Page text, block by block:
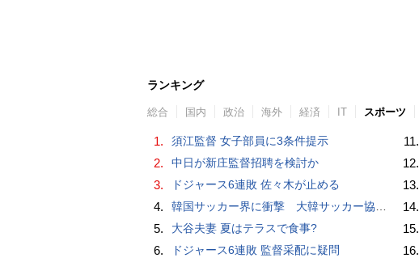
ランキング
総合 国内 政治 海外 経済 IT スポーツ
1. 須江監督 女子部員に3条件提示
2. 中日が新庄監督招聘を検討か
3. ドジャース6連敗 佐々木が止める
4. 韓国サッカー界に衝撃 大韓サッカー協会に外国人審判への“性的接待”疑惑 韓国メディアが報道
5. 大谷夫妻 夏はテラスで食事?
6. ドジャース6連敗 監督采配に疑問
11.
12.
13.
14.
15.
16.